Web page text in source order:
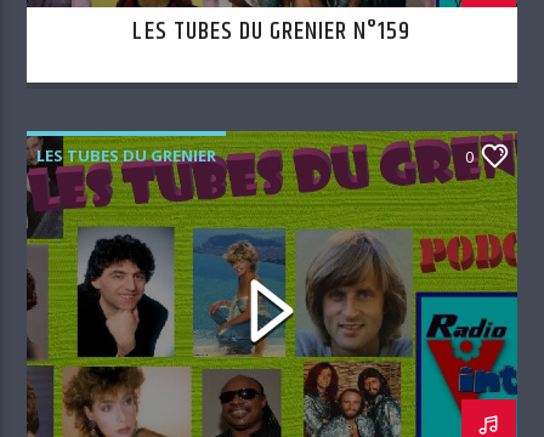
LES TUBES DU GRENIER N°159
LES TUBES DU GRENIER 0